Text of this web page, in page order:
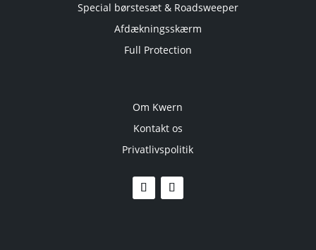
Special børstesæt & Roadsweeper
Afdækningsskærm
Full Protection
Om Kwern
Kontakt os
Privatlivspolitik